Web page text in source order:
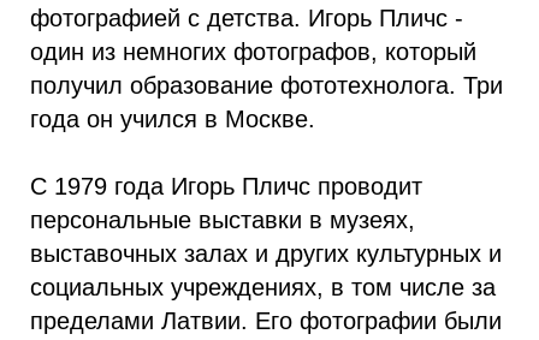
фотографией с детства. Игорь Пличс -
один из немногих фотографов, который
получил образование фототехнолога. Три
года он учился в Москве.
С 1979 года Игорь Пличс проводит
персональные выставки в музеях,
выставочных залах и других культурных и
социальных учреждениях, в том числе за
пределами Латвии. Его фотографии были